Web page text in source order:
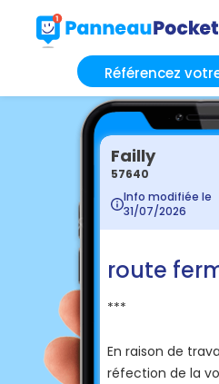
Référencez
Failly
57640
Info modifiée le
31/07/2026
route
***
En raison de
réfection de la